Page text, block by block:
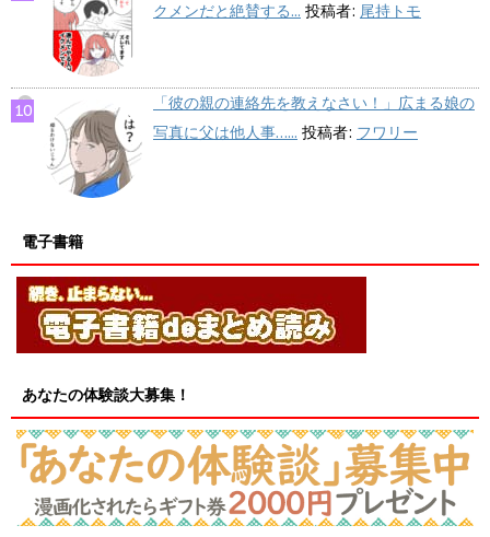
クメンだと絶賛する... 投稿者: 尾持トモ
「彼の親の連絡先を教えなさい！」広まる娘の
写真に父は他人事…... 投稿者: フワリー
電子書籍
あなたの体験談大募集！